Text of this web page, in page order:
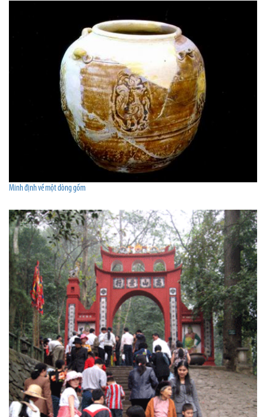
Minh định về một dòng gốm